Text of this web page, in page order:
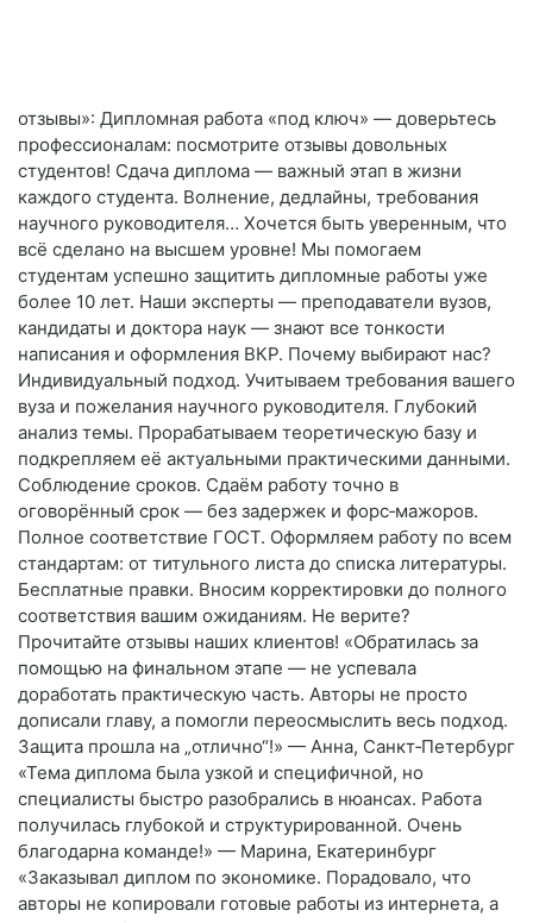
отзывы»: Дипломная работа «под ключ» — доверьтесь
профессионалам: посмотрите отзывы довольных
студентов! Сдача диплома — важный этап в жизни
каждого студента. Волнение, дедлайны, требования
научного руководителя… Хочется быть уверенным, что
всё сделано на высшем уровне! Мы помогаем
студентам успешно защитить дипломные работы уже
более 10 лет. Наши эксперты — преподаватели вузов,
кандидаты и доктора наук — знают все тонкости
написания и оформления ВКР. Почему выбирают нас?
Индивидуальный подход. Учитываем требования вашего
вуза и пожелания научного руководителя. Глубокий
анализ темы. Прорабатываем теоретическую базу и
подкрепляем её актуальными практическими данными.
Соблюдение сроков. Сдаём работу точно в
оговорённый срок — без задержек и форс‑мажоров.
Полное соответствие ГОСТ. Оформляем работу по всем
стандартам: от титульного листа до списка литературы.
Бесплатные правки. Вносим корректировки до полного
соответствия вашим ожиданиям. Не верите?
Прочитайте отзывы наших клиентов! «Обратилась за
помощью на финальном этапе — не успевала
доработать практическую часть. Авторы не просто
дописали главу, а помогли переосмыслить весь подход.
Защита прошла на „отлично“!» — Анна, Санкт‑Петербург
«Тема диплома была узкой и специфичной, но
специалисты быстро разобрались в нюансах. Работа
получилась глубокой и структурированной. Очень
благодарна команде!» — Марина, Екатеринбург
«Заказывал диплом по экономике. Порадовало, что
авторы не копировали готовые работы из интернета, а